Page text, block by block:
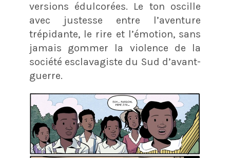
versions édulcorées. Le ton oscille
avec justesse entre l’aventure
trépidante, le rire et l’émotion, sans
jamais gommer la violence de la
société esclavagiste du Sud d’avant-
guerre.